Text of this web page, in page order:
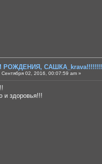
РОЖДЕНИЯ, САШКА_krava!!!!!!!!
Сентября 02, 2016, 00:07:59 am »
и здоровья!!!